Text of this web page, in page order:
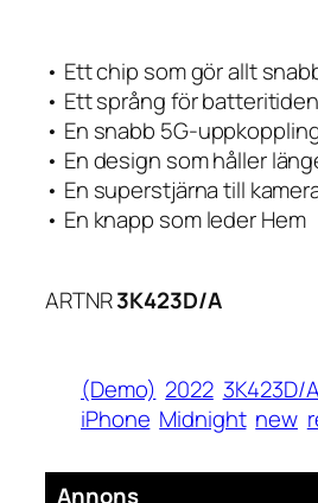
• Ett chip som gör allt
• Ett språng för batteritiden
• En snabb 5G-
• En design som håller
• En superstjärna till
• En knapp som leder Hem
ARTNR3K423D/A
(Demo) 2022 3K423D/A
iPhone Midnight new
Annons